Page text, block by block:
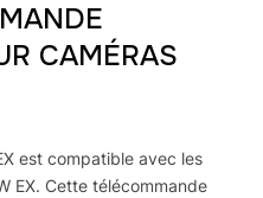
CAMÉRAS
est compatible avec les
EX. Cette télécommande